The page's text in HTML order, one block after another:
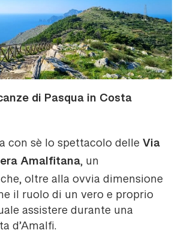
di Pasqua in Costa
con sè lo spettacolo delle Via
Amalfitana, un
oltre alla ovvia dimensione
il ruolo di un vero e proprio
assistere durante una
d’Amalfi.